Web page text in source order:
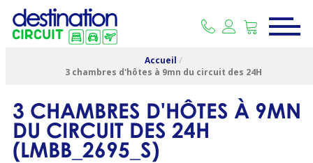
Accueil /
3 chambres d'hôtes à 9mn du circuit des 24H
3 CHAMBRES D'HÔTES À 9MN
DU CIRCUIT DES 24H
(LMBB_2695_S)